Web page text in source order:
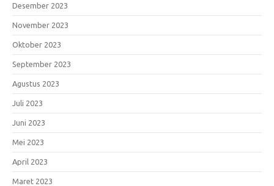
Desember 2023
November 2023
Oktober 2023
September 2023
Agustus 2023
Juli 2023
Juni 2023
Mei 2023
April 2023
Maret 2023